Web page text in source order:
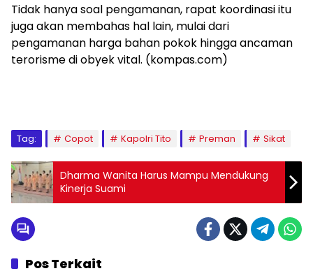
Tidak hanya soal pengamanan, rapat koordinasi itu
juga akan membahas hal lain, mulai dari
pengamanan harga bahan pokok hingga ancaman
terorisme di obyek vital. (kompas.com)
Tag: Copot Kapolri Tito Preman Sikat
Dharma Wanita Harus Mampu Mendukung
Kinerja Suami
Pos Terkait